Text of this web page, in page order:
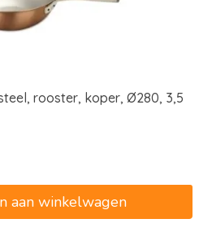
rooster, koper, Ø280, 3,5
aan winkelwagen